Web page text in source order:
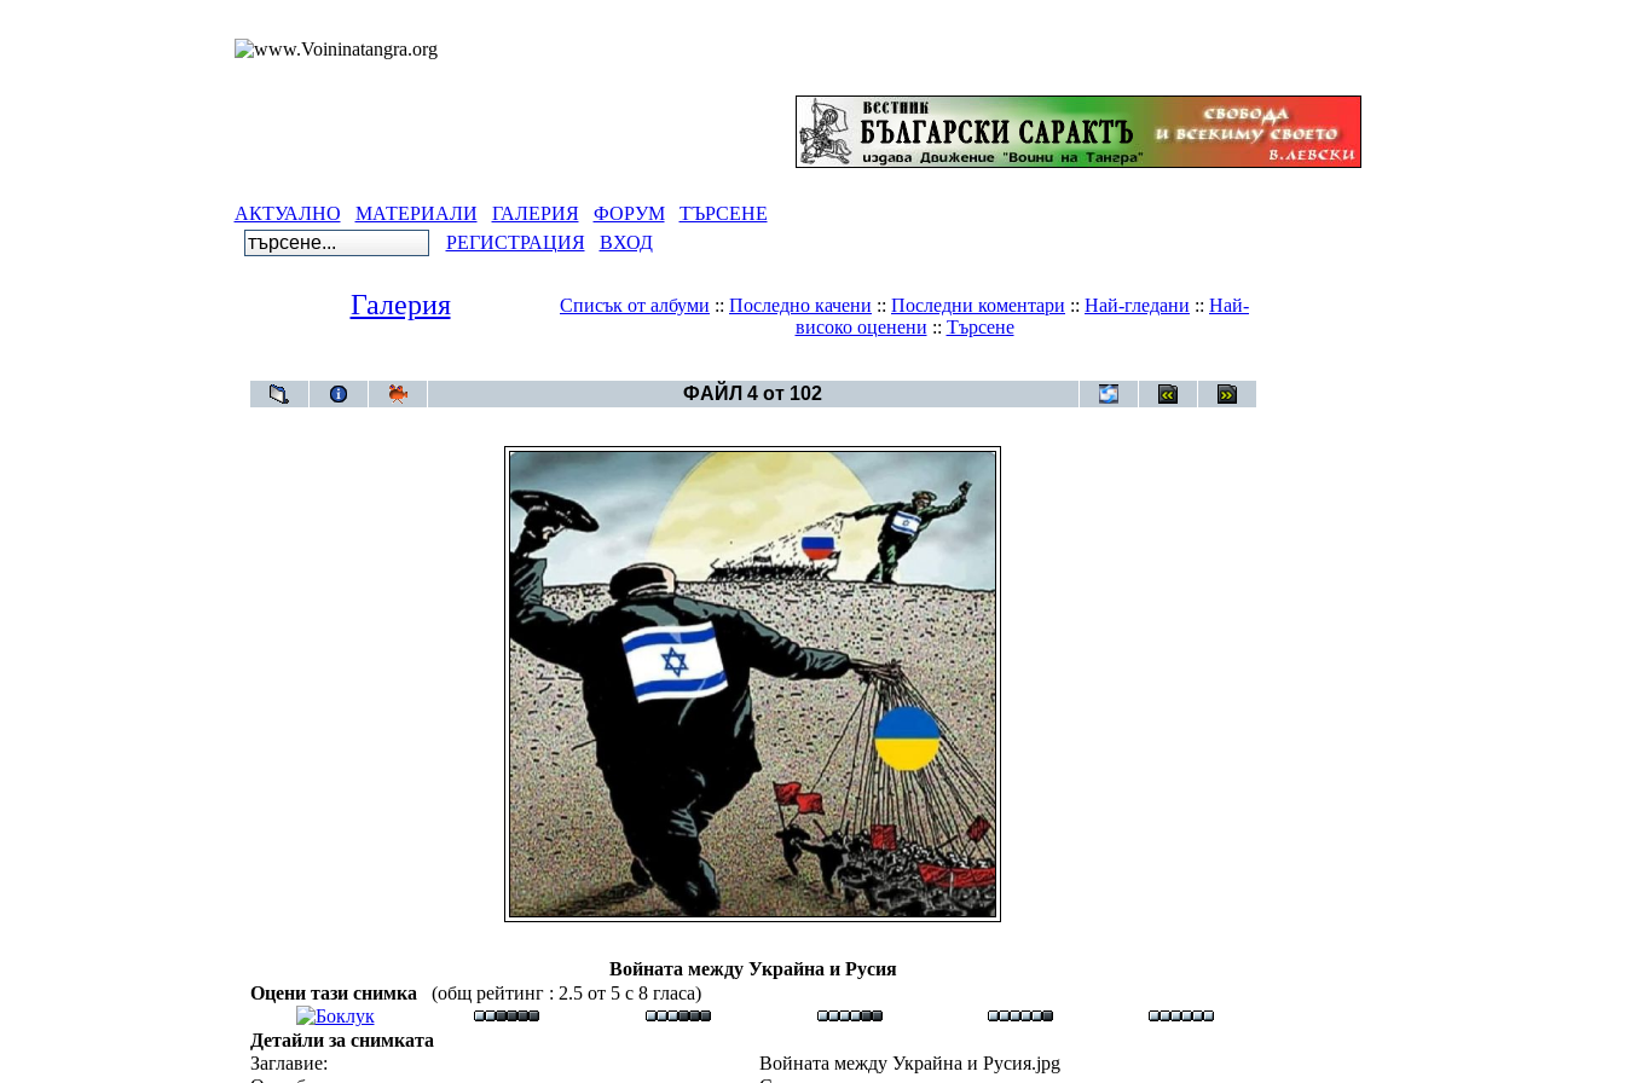
АКТУАЛНО МАТЕРИАЛИ ГАЛЕРИЯ ФОРУМ
ТЪРСЕНЕ
РЕГИСТРАЦИЯ
ВХОД
Галерия Списък от албуми :: Последно качени :: Последни коментари :: Най-гледани :: Най-
високо оценени :: Търсене
ФАЙЛ 4 от 102
Войната между Украйна и Русия
Оцени тази снимка
(общ рейтинг : 2.5 от 5 с 8 гласа)
Детайли за снимката
Заглавие:
Войната между Украйна и Русия.jpg